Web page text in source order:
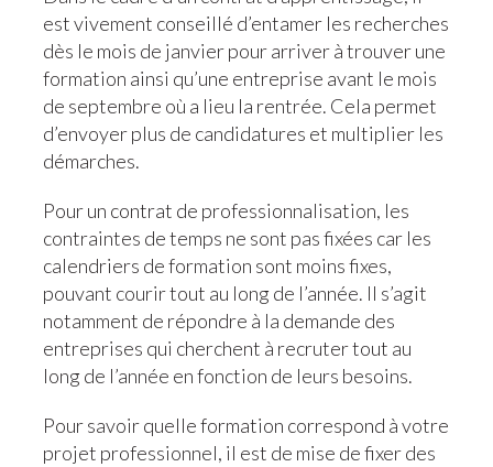
est vivement conseillé d’entamer les recherches
dès le mois de janvier pour arriver à trouver une
formation ainsi qu’une entreprise avant le mois
de septembre où a lieu la rentrée. Cela permet
d’envoyer plus de candidatures et multiplier les
démarches.
Pour un contrat de professionnalisation, les
contraintes de temps ne sont pas fixées car les
calendriers de formation sont moins fixes,
pouvant courir tout au long de l’année. Il s’agit
notamment de répondre à la demande des
entreprises qui cherchent à recruter tout au
long de l’année en fonction de leurs besoins.
Pour savoir quelle formation correspond à votre
projet professionnel, il est de mise de fixer des